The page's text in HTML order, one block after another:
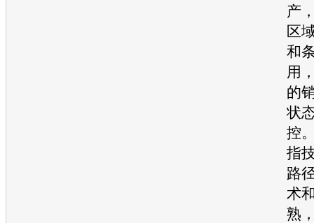
产
区
和
用
的
状
控
指
路
术
熟